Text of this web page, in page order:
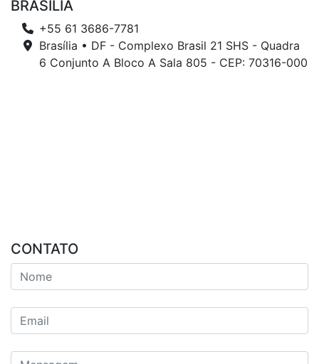
BRASÍLIA
+55 61 3686-7781
Brasília • DF - Complexo Brasil 21 SHS - Quadra
6 Conjunto A Bloco A Sala 805 - CEP: 70316-000
CONTATO